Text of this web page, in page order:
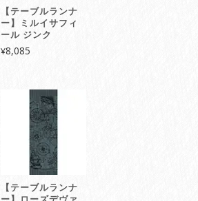
【テーブルランナ
ー】ミルイサフィ
ール ジンク
¥8,085
【テーブルランナ